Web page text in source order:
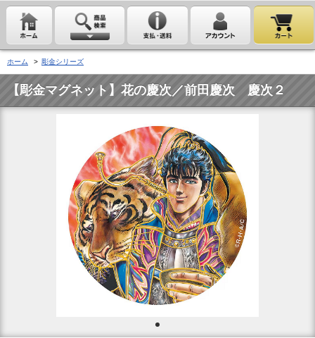
ホーム > 彫金シリーズ
【彫金マグネット】花の慶次／前田慶次 慶次２